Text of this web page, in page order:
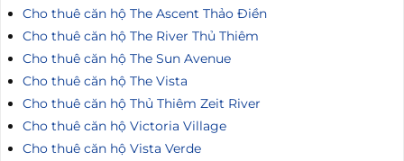
Cho thuê căn hộ The Ascent Thảo Điền
Cho thuê căn hộ The River Thủ Thiêm
Cho thuê căn hộ The Sun Avenue
Cho thuê căn hộ The Vista
Cho thuê căn hộ Thủ Thiêm Zeit River
Cho thuê căn hộ Victoria Village
Cho thuê căn hộ Vista Verde